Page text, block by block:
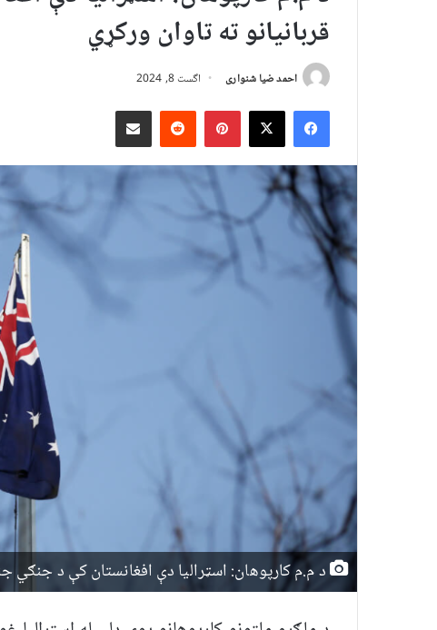
قربانیانو ته تاوان ورکړي
احمد ضیا شنواری اگست 8, 2024
Facebook
X
Pinterest
Redditد بریښنالیک له لارې شریک کړئ
د م.م کارپوهان: اسټرالیا دې افغانستان کې د جنګي